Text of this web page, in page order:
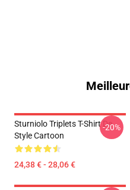
Sturniolo Triplets T-Shirt De
Style Cartoon
24,38 € - 28,06 €
-20%